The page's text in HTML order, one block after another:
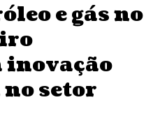
e gás no
setor